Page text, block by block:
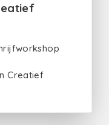
Creatief